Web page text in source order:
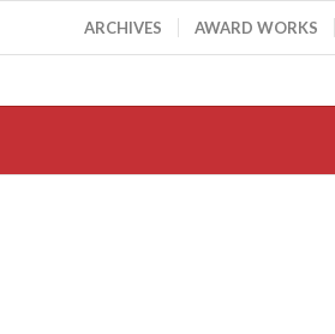
ARCHIVES AWARD WORKS